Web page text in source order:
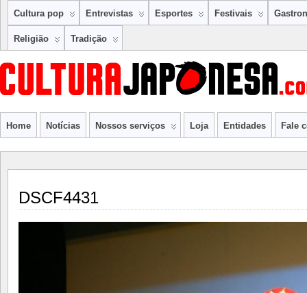
Cultura pop Entrevistas Esportes Festivais
Religião Tradição
Home Notícias Nossos serviços Loja Entidades Fale
DSCF4431